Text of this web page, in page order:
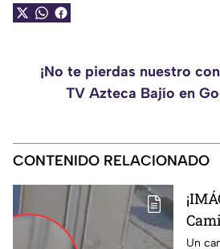
¡No te pierdas nuestro
TV Azteca Bajío en
CONTENIDO RELACIONADO
Un